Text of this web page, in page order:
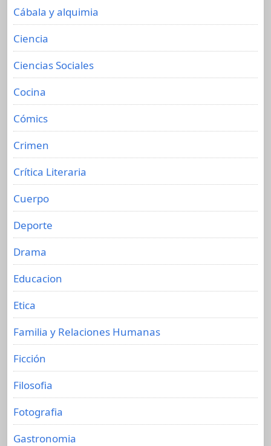
Cábala y alquimia
Ciencia
Ciencias Sociales
Cocina
Cómics
Crimen
Crítica Literaria
Cuerpo
Deporte
Drama
Educacion
Etica
Familia y Relaciones Humanas
Ficción
Filosofia
Fotografia
Gastronomia